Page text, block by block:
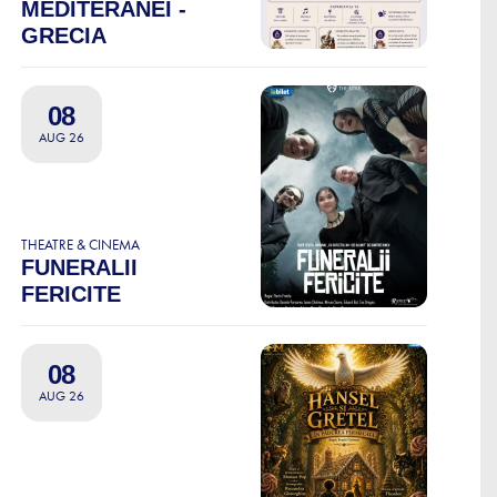
MEDITERANEI -
GRECIA
08
AUG 26
THEATRE & CINEMA
FUNERALII
FERICITE
08
AUG 26